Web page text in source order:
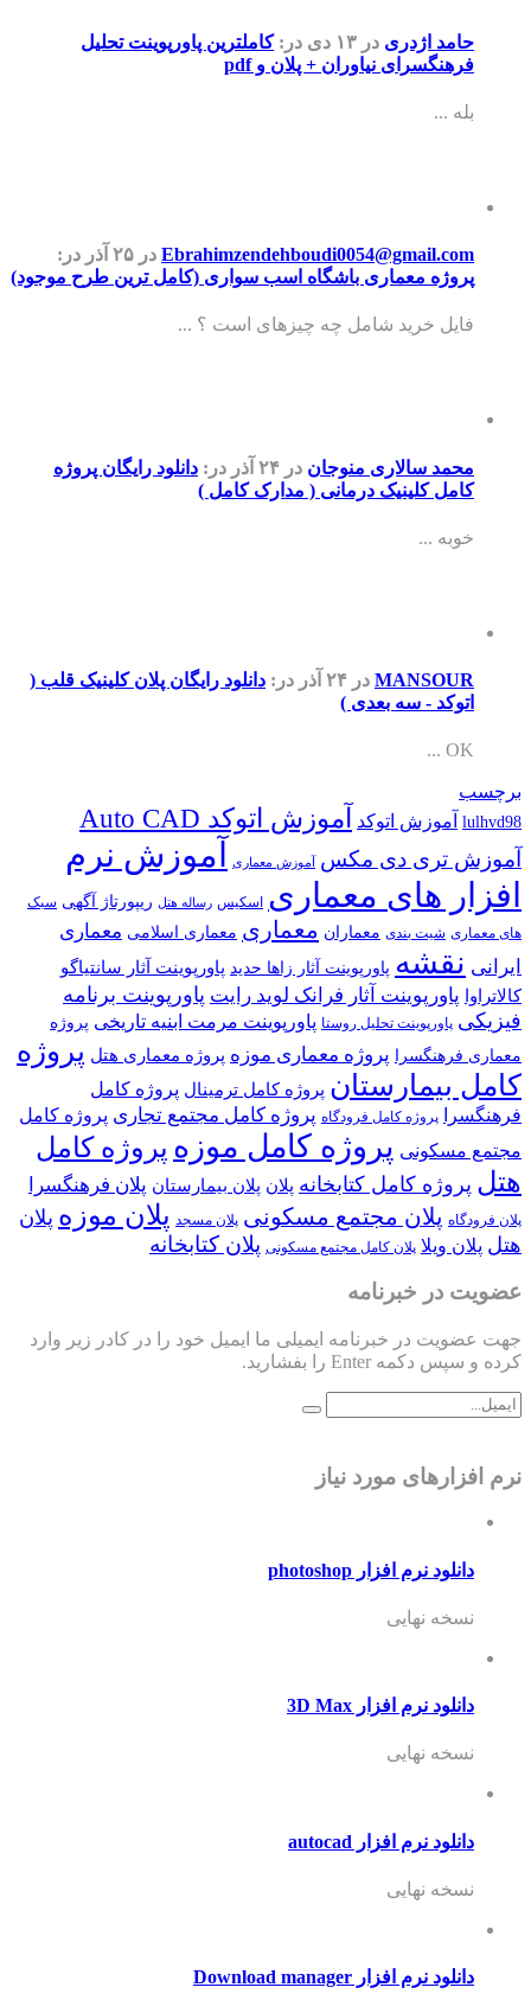
حامد اژدری در ۱۳ دی در:کاملترین پاورپوینت تحلیل
فرهنگسرای نیاوران + پلان و pdf
بله ...
Ebrahimzendehboudi0054@gmail.com در ۲۵ آذر
در:
پروژه معماری باشگاه اسب سواری (کامل ترین طرح موجود)
فایل خرید شامل چه چیزهای است ؟ ...
محمد سالاری منوجان در ۲۴ آذر در: دانلود رایگان پروژه
کامل کلینیک درمانی ( مدارک کامل )
خوبه ...
MANSOUR در ۲۴ آذر در: دانلود رایگان پلان کلینیک قلب (
اتوکد - سه بعدی )
OK ...
برچسب
lulhvd98 آموزش اتوکد آموزش اتوکد Auto CAD
آموزش تری دی مکس آموزش معماری
آموزش نرم
افزار های معماری اسکیس رساله هتل ریپورتاژ آگهی سبک
های معماری شیت بندی معماران معماری معماری اسلامی معماری
ایرانی نقشه پاورپوینت آثار زاها حدید پاورپوینت آثار سانتیاگو
کالاتراوا پاورپوینت آثار فرانک لوید رایت پاورپوینت برنامه
فیزیکی پاورپوینت تحلیل روستا پاورپوینت مرمت ابنیه تاریخی پروژه
معماری فرهنگسرا پروژه معماری موزه پروژه معماری هتل پروژه
کامل بیمارستان پروژه کامل ترمینال پروژه کامل
فرهنگسرا
پروژه کامل فرودگاه پروژه کامل مجتمع تجاری پروژه کامل
مجتمع مسکونی پروژه کامل موزه پروژه کامل
هتل پروژه کامل کتابخانه پلان پلان بیمارستان پلان فرهنگسرا
پلان فرودگاه پلان مجتمع مسکونی پلان مسجد پلان موزه پلان
هتل پلان ویلا پلان کامل مجتمع مسکونی پلان کتابخانه
عضویت در خبرنامه
جهت عضویت در خبرنامه ایمیلی ما ایمیل خود را در کادر زیر وارد
کرده و سپس دکمه Enter را بفشارید.
نرم افزارهای مورد نیاز
دانلود نرم افزار photoshop
نسخه نهایی
دانلود نرم افزار 3D Max
نسخه نهایی
دانلود نرم افزار autocad
نسخه نهایی
دانلود نرم افزار Download manager